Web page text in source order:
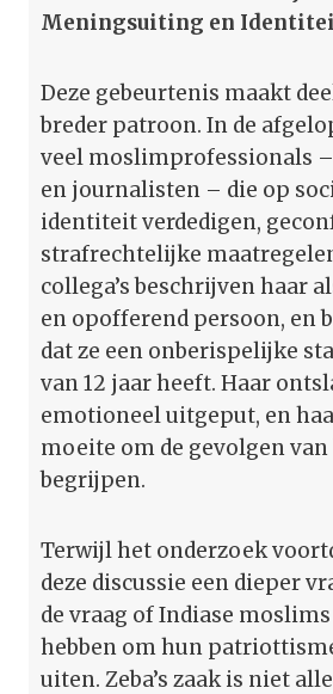
Meningsuiting en
Deze gebeurtenis maakt
breder patroon. In de
veel moslimprofessionals
en journalisten – die op
identiteit verdedigen,
strafrechtelijke
collega’s beschrijven haar
en opofferend persoon, en
dat ze een onberispelijke
van 12 jaar heeft. Haar
emotioneel uitgeput, en
moeite om de gevolgen
begrijpen.
Terwijl het onderzoek
deze discussie een dieper
de vraag of Indiase
hebben om hun
uiten. Zeba’s zaak is niet